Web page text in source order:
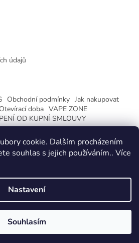
cookie. Dalším procházením
souhlas s jejich používáním.. Více
Nastavení
Souhlasím
A DOZVÍTE SE VÍCE.
údajů
Obchodní podmínky Jak nakupovat
Otevírací doba VAPE ZONE
OD KUPNÍ SMLOUVY
. Všechna práva vyhrazena.